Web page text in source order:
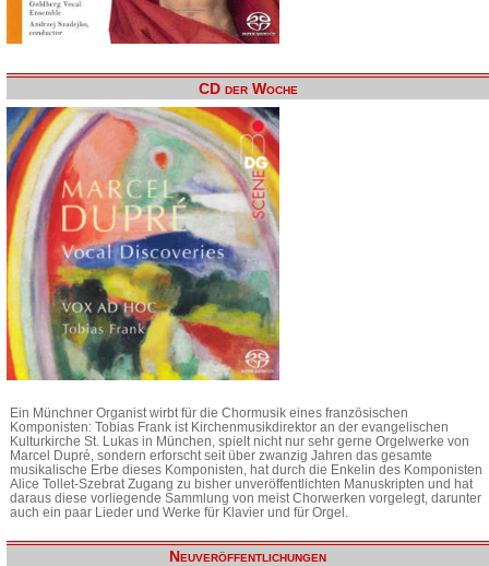
CD der Woche
Ein Münchner Organist wirbt für die Chormusik eines französischen
Komponisten: Tobias Frank ist Kirchenmusikdirektor an der evangelischen
Kulturkirche St. Lukas in München, spielt nicht nur sehr gerne Orgelwerke von
Marcel Dupré, sondern erforscht seit über zwanzig Jahren das gesamte
musikalische Erbe dieses Komponisten, hat durch die Enkelin des Komponisten
Alice Tollet-Szebrat Zugang zu bisher unveröffentlichten Manuskripten und hat
daraus diese vorliegende Sammlung von meist Chorwerken vorgelegt, darunter
auch ein paar Lieder und Werke für Klavier und für Orgel.
Neuveröffentlichungen